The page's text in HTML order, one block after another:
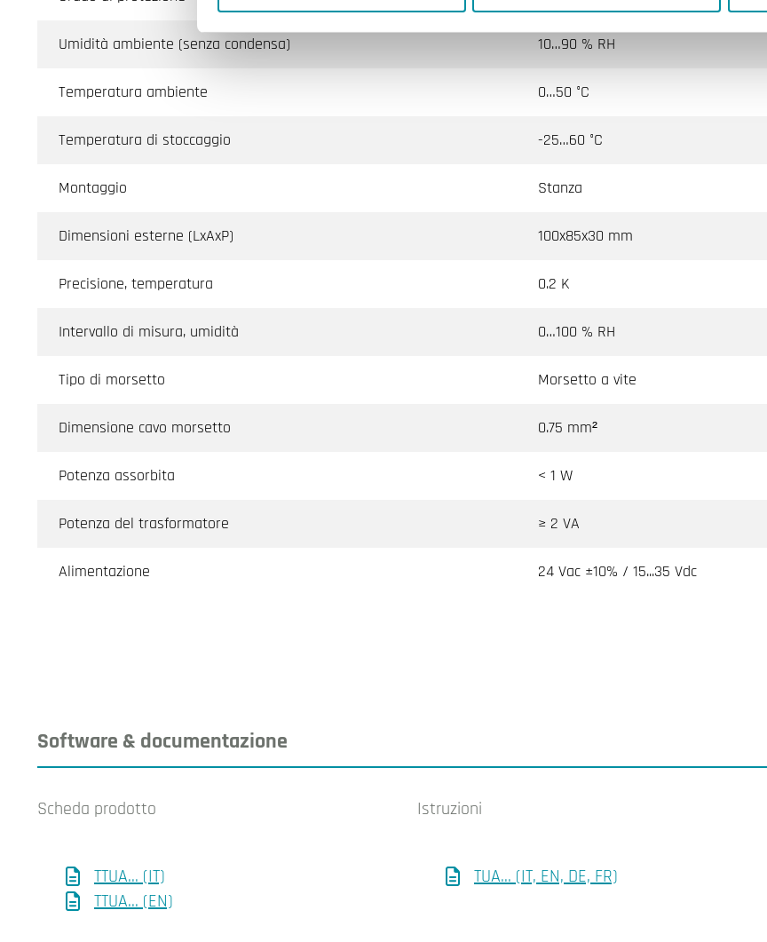
Umidità ambiente (senza condensa) 10…90 % RH
Temperatura ambiente 0…50 °C
Temperatura di stoccaggio -25…60 °C
Montaggio Stanza
Dimensioni esterne (LxAxP) 100x85x30 mm
Precisione, temperatura 0.2 K
Intervallo di misura, umidità 0…100 % RH
Tipo di morsetto Morsetto a vite
Dimensione cavo morsetto 0.75 mm²
Potenza assorbita < 1 W
Potenza del trasformatore ≥ 2 VA
Alimentazione 24 Vac ±10% / 15...35 Vdc
Software & documentazione
Scheda prodotto
TTUA... (IT)
TTUA... (EN)
Istruzioni
TUA... (IT, EN, DE, FR)